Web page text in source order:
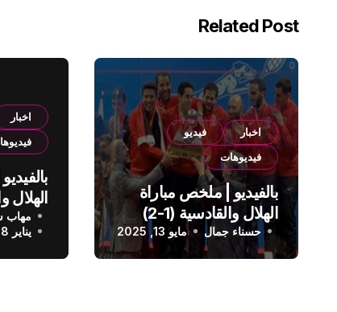
Related Post
اخبار
فيديو
فيديوهات
بالفيديو | ملخص مباراة
الهلال والقادسية (1-2)
الدوري السعودي
حسناء جمال مايو 13, 2025
اخبار
مهاب
يناير 28, 2025